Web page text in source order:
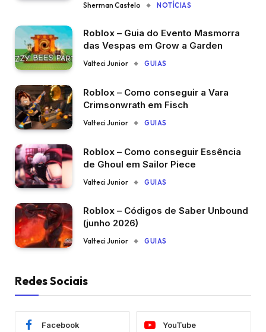
Sherman Castelo NOTÍCIAS
Roblox – Guia do Evento Masmorra
das Vespas em Grow a Garden
Valteci Junior GUIAS
Roblox – Como conseguir a Vara
Crimsonwrath em Fisch
Valteci Junior GUIAS
Roblox – Como conseguir Essência
de Ghoul em Sailor Piece
Valteci Junior GUIAS
Roblox – Códigos de Saber Unbound
(junho 2026)
Valteci Junior GUIAS
Redes Sociais
Facebook YouTube